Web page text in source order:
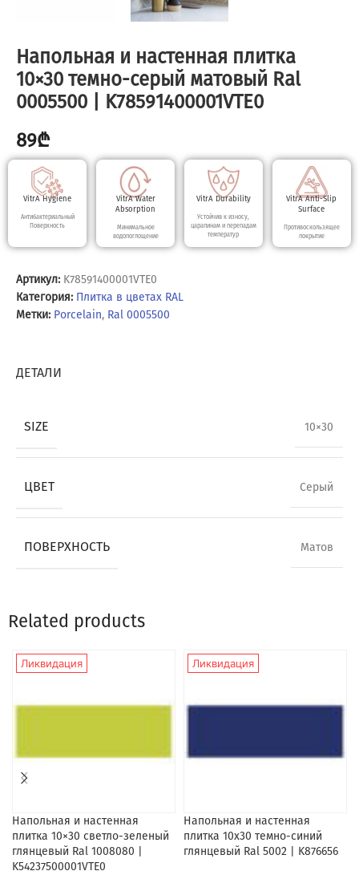
Напольная и настенная плитка
10×30 темно-серый матовый Ral
0005500 | K78591400001VTE0
89₾
VitrA Hygiene
Антибактериальный
Поверхность
VitrA Water
Absorption
Минимальное
водопоглощение
VitrA Durability
Устойчив к износу,
царапинам и перепадам
температур
VitrA Anti-Slip
Surface
Противоскользящее
покрытие
Артикул: K78591400001VTE0
Категория: Плитка в цветах RAL
Метки: Porcelain, Ral 0005500
ДЕТАЛИ
SIZE 10×30
ЦВЕТ Серый
ПОВЕРХНОСТЬ Матов
Related products
Ликвидация
Напольная и настенная
плитка 10×30 светло-зеленый
глянцевый Ral 1008080 |
K54237500001VTE0
Ликвидация
Напольная и настенная
плитка 10х30 темно-синий
глянцевый Ral 5002 | K876656